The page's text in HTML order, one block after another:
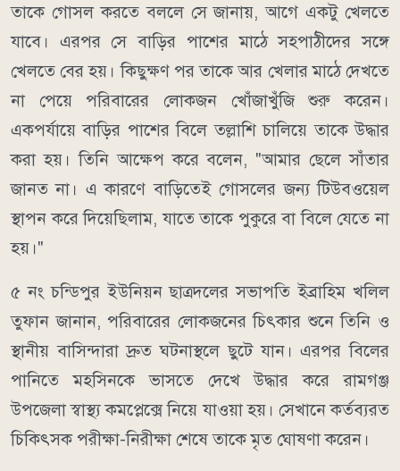
তাকে গোসল করতে বললে সে জানায়, আগে একটু খেলতে
যাবে। এরপর সে বাড়ির পাশের মাঠে সহপাঠীদের সঙ্গে
খেলতে বের হয়। কিছুক্ষণ পর তাকে আর খেলার মাঠে দেখতে
না পেয়ে পরিবারের লোকজন খোঁজাখুঁজি শুরু করেন।
একপর্যায়ে বাড়ির পাশের বিলে তল্লাশি চালিয়ে তাকে উদ্ধার
করা হয়। তিনি আক্ষেপ করে বলেন, "আমার ছেলে সাঁতার
জানত না। এ কারণে বাড়িতেই গোসলের জন্য টিউবওয়েল
স্থাপন করে দিয়েছিলাম, যাতে তাকে পুকুরে বা বিলে যেতে না
হয়।"
৫ নং চন্ডিপুর ইউনিয়ন ছাত্রদলের সভাপতি ইব্রাহিম খলিল
তুফান জানান, পরিবারের লোকজনের চিৎকার শুনে তিনি ও
স্থানীয় বাসিন্দারা দ্রুত ঘটনাস্থলে ছুটে যান। এরপর বিলের
পানিতে মহসিনকে ভাসতে দেখে উদ্ধার করে রামগঞ্জ
উপজেলা স্বাস্থ্য কমপ্লেক্সে নিয়ে যাওয়া হয়। সেখানে কর্তব্যরত
চিকিৎসক পরীক্ষা-নিরীক্ষা শেষে তাকে মৃত ঘোষণা করেন।